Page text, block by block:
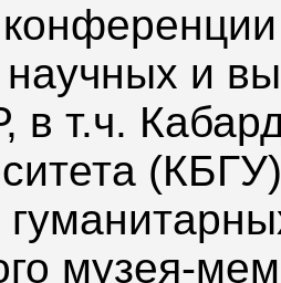
научных и
в т.ч.
музея-